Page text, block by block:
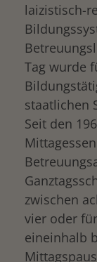
laizistisch-
Tag wurde
staatlichen
Seit den
zwischen
vier oder
eineinhalb